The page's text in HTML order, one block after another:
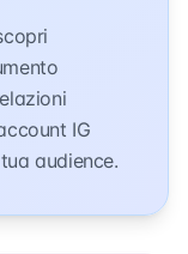
IG
audience.